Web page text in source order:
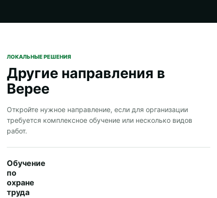
ЛОКАЛЬНЫЕ РЕШЕНИЯ
Другие направления в
Верее
Откройте нужное направление, если для организации
требуется комплексное обучение или несколько видов
работ.
Обучение
по
охране
труда